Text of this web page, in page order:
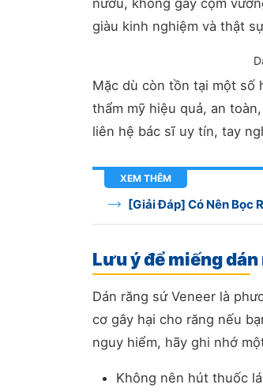
nướu, không gây cộm
giàu kinh nghiệm và thật
Mặc dù còn tồn tại một số
thẩm mỹ hiệu quả, an
liên hệ bác sĩ uy tín, tay
XEM THÊM
[Giải Đáp] Có Nên Bọc
Lưu ý để miếng
Dán răng sứ Veneer là
cơ gây hại cho răng nếu
nguy hiểm, hãy ghi nhớ
Không nên hút thuốc